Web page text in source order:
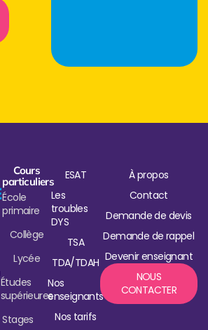
Cours
particuliers
École
primaire
Collège
Lycée
Études
supérieures
Stages
ESAT
Les
troubles
DYS
TSA
TDA/TDAH
Nos
enseignants
Nos tarifs
À propos
Contact
Demande de devis
Demande de rappel
Devenir enseignant
NOUS
CONTACTER